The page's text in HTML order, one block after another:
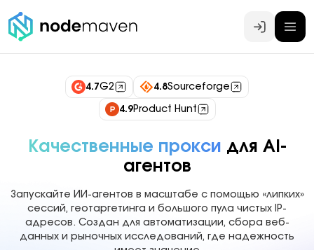
Войти
4.7G2 4.8Sourceforge
4.9Product Hunt
Качественные прокси для AI-
агентов
Запускайте ИИ-агентов в масштабе с помощью «липких»
сессий, геотаргетинга и большого пула чистых IP-
адресов. Создан для автоматизации, сбора веб-
данных и рыночных исследований, где надежность